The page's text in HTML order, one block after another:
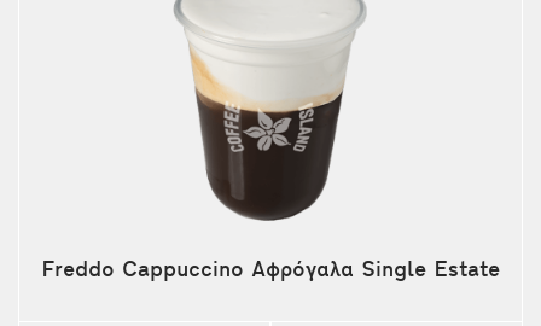
Freddo Cappuccino Αφρόγαλα Single Estate